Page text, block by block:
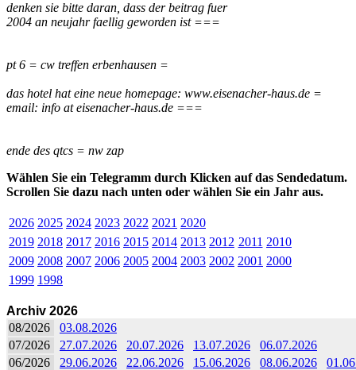
denken sie bitte daran, dass der beitrag fuer
2004 an neujahr faellig geworden ist ===
pt 6 = cw treffen erbenhausen =
das hotel hat eine neue homepage: www.eisenacher-haus.de =
email: info at eisenacher-haus.de ===
ende des qtcs = nw zap
Wählen Sie ein Telegramm durch Klicken auf das Sendedatum.
Scrollen Sie dazu nach unten oder wählen Sie ein Jahr aus.
2026 2025 2024 2023 2022 2021 2020
2019 2018 2017 2016 2015 2014 2013 2012 2011 2010
2009 2008 2007 2006 2005 2004 2003 2002 2001 2000
1999 1998
Archiv 2026
08/2026
03.08.2026
07/2026
27.07.2026 20.07.2026 13.07.2026
06.07.2026
06/2026
29.06.2026 22.06.2026 15.06.2026 08.06.2026